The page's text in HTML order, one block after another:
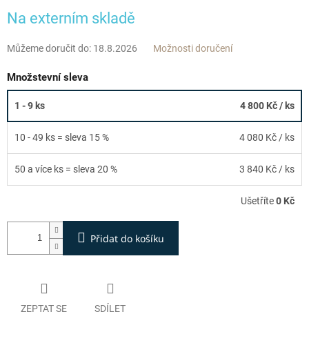
cena:
Na externím skladě
Můžeme doručit do: 18.8.2026 Možnosti doručení
Množstevní sleva
1 - 9 ks 4 800 Kč/ ks
10 - 49 ks = sleva 15 % 4 080 Kč / ks
50 a více ks = sleva 20 % 3 840 Kč / ks
Ušetříte0 Kč
Přidat do košíku
ZEPTAT SE SDÍLET